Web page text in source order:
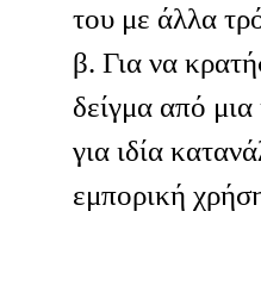
του με άλλα
β. Για να
δείγμα από
για ιδία
εμπορική